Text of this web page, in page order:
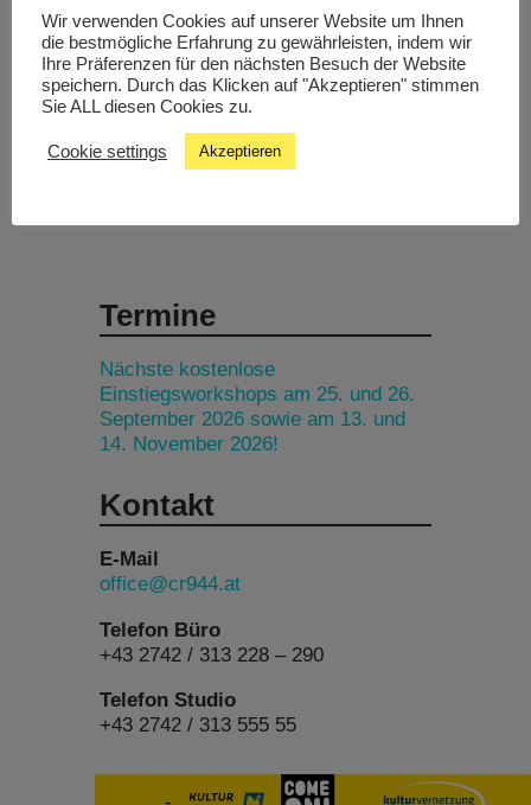
Livestream
Studiochat
Termine
Nächste kostenlose
Einstiegsworkshops am 25. und 26.
September 2026 sowie am 13. und
14. November 2026!
Kontakt
E-Mail
office@cr944.at
Telefon Büro
+43 2742 / 313 228 – 290
Telefon Studio
+43 2742 / 313 555 55
Wir verwenden Cookies auf unserer Website um Ihnen
die bestmögliche Erfahrung zu gewährleisten, indem wir
Ihre Präferenzen für den nächsten Besuch der Website
speichern. Durch das Klicken auf "Akzeptieren" stimmen
Sie ALL diesen Cookies zu.
Cookie settings Akzeptieren